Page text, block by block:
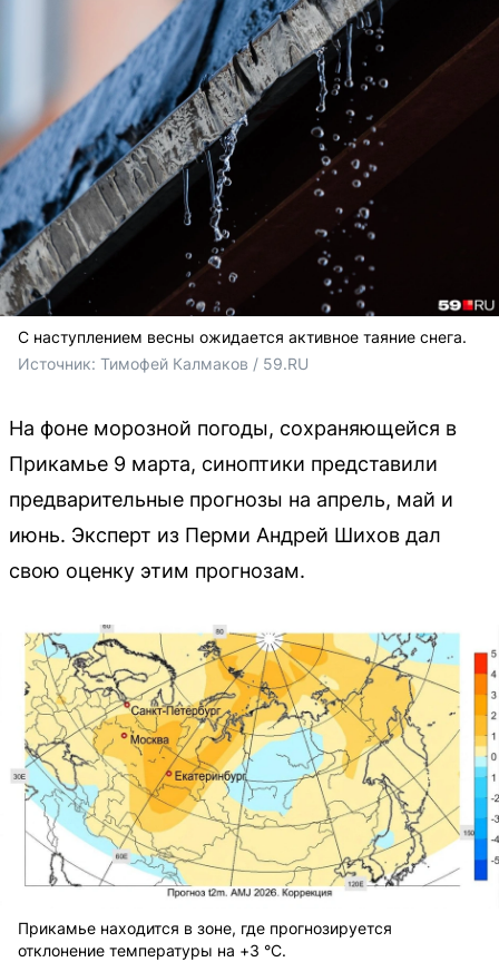
С наступлением весны ожидается активное таяние снега.
Источник: Тимофей Калмаков / 59.RU
На фоне морозной погоды, сохраняющейся в
Прикамье 9 марта, синоптики представили
предварительные прогнозы на апрель, май и
июнь. Эксперт из Перми Андрей Шихов дал
свою оценку этим прогнозам.
Прикамье находится в зоне, где прогнозируется
отклонение температуры на +3 °С.